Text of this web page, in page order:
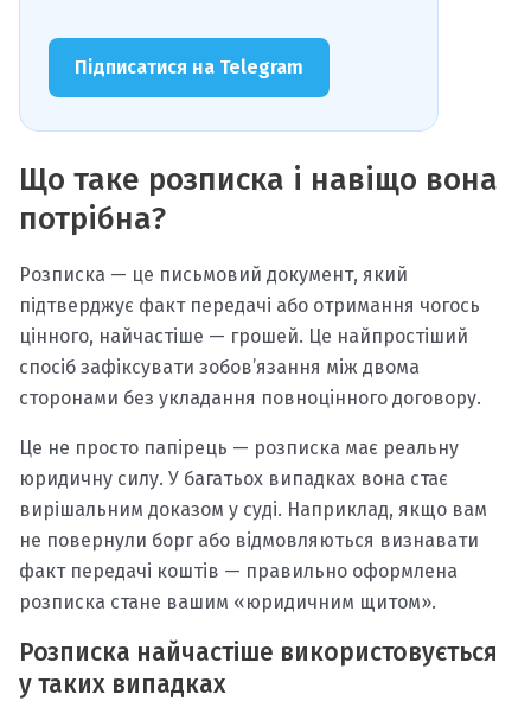
Підписатися на Telegram
Що таке розписка і навіщо вона
потрібна?
Розписка — це письмовий документ, який
підтверджує факт передачі або отримання чогось
цінного, найчастіше — грошей. Це найпростіший
спосіб зафіксувати зобов’язання між двома
сторонами без укладання повноцінного договору.
Це не просто папірець — розписка має реальну
юридичну силу. У багатьох випадках вона стає
вирішальним доказом у суді. Наприклад, якщо вам
не повернули борг або відмовляються визнавати
факт передачі коштів — правильно оформлена
розписка стане вашим «юридичним щитом».
Розписка найчастіше використовується
у таких випадках